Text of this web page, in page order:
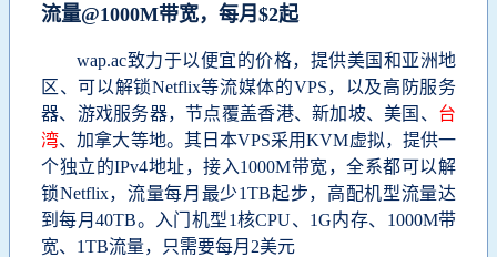
流量@1000M带宽，每月$2起
wap.ac致力于以便宜的价格，提供美国和亚洲地
区、可以解锁Netflix等流媒体的VPS，以及高防服务
器、游戏服务器，节点覆盖香港、新加坡、美国、 台
湾、加拿大等地。其日本VPS采用KVM虚拟，提供一
个独立的IPv4地址，接入1000M带宽，全系都可以解
锁Netflix，流量每月最少1TB起步，高配机型流量达
到每月40TB。入门机型1核CPU、1G内存、1000M带
宽、1TB流量，只需要每月2美元